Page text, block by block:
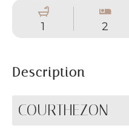
1 2
Description
COURTHEZON